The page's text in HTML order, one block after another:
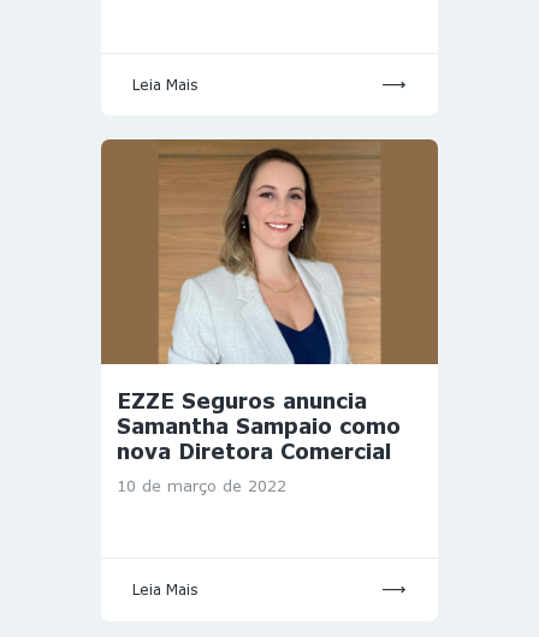
Leia Mais
EZZE Seguros anuncia
Samantha Sampaio como
nova Diretora Comercial
10 de março de 2022
Leia Mais